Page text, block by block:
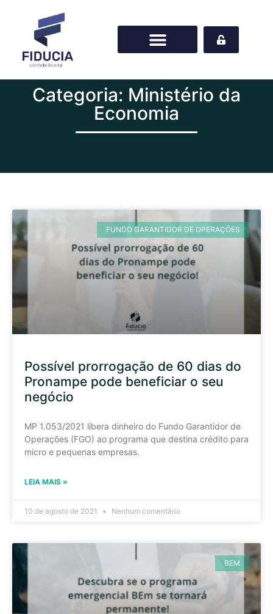
Categoria: Ministério da
Economia
FUNDO GARANTIDOR DE OPERAÇÕES
Possível prorrogação de 60 dias do
Pronampe pode beneficiar o seu
negócio
MP 1.053/2021 libera dinheiro do Fundo Garantidor de
Operações (FGO) ao programa que destina crédito para
micro e pequenas empresas.
LEIA MAIS »
10 de agosto de 2021 Nenhum comentário
BEM